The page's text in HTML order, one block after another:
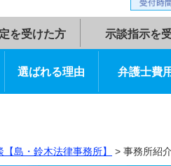
士の
選ばれる理由